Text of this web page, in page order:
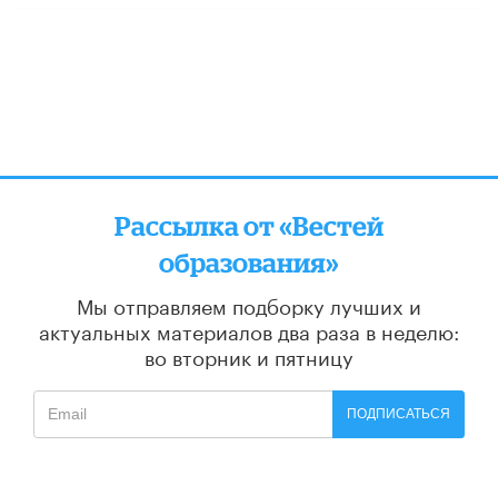
Рассылка от «Вестей
образования»
Мы отправляем подборку лучших и
актуальных материалов два раза в неделю:
во вторник и пятницу
ПОДПИСАТЬСЯ